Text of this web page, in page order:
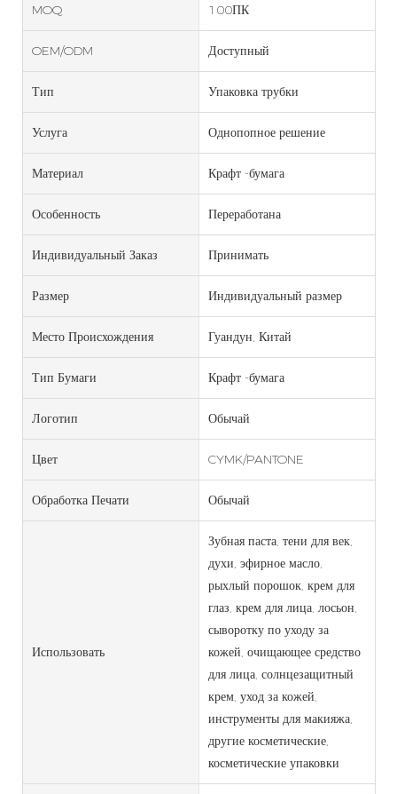
MOQ 100ПК
OEM/ODM Доступный
Тип Упаковка трубки
Услуга Однопопное решение
Материал Крафт -бумага
Особенность Переработана
Индивидуальный Заказ Принимать
Размер Индивидуальный размер
Место Происхождения Гуандун, Китай
Тип Бумаги Крафт -бумага
Логотип Обычай
Цвет CYMK/PANTONE
Обработка Печати Обычай
Использовать
Зубная паста, тени для век,
духи, эфирное масло,
рыхлый порошок, крем для
глаз, крем для лица, лосьон,
сыворотку по уходу за
кожей, очищающее средство
для лица, солнцезащитный
крем, уход за кожей,
инструменты для макияжа,
другие косметические,
косметические упаковки